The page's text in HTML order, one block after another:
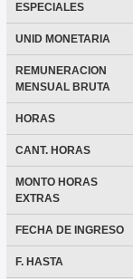
ESPECIALES
UNID MONETARIA
REMUNERACION
MENSUAL BRUTA
HORAS
CANT. HORAS
MONTO HORAS
EXTRAS
FECHA DE INGRESO
F. HASTA